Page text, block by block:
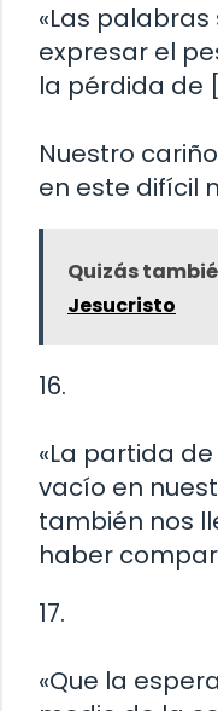
«Las
expresar el
la pérdida de
Nuestro
en este difícil
Quizás
Jesucristo
16.
«La partida
vacío en
también nos
haber
17.
«Que la